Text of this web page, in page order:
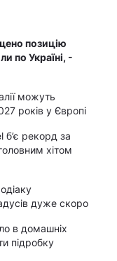
позицію
по Україні, -
можуть
років у Європі
б’є рекорд за
хітом
дуже скоро
в домашніх
підробку